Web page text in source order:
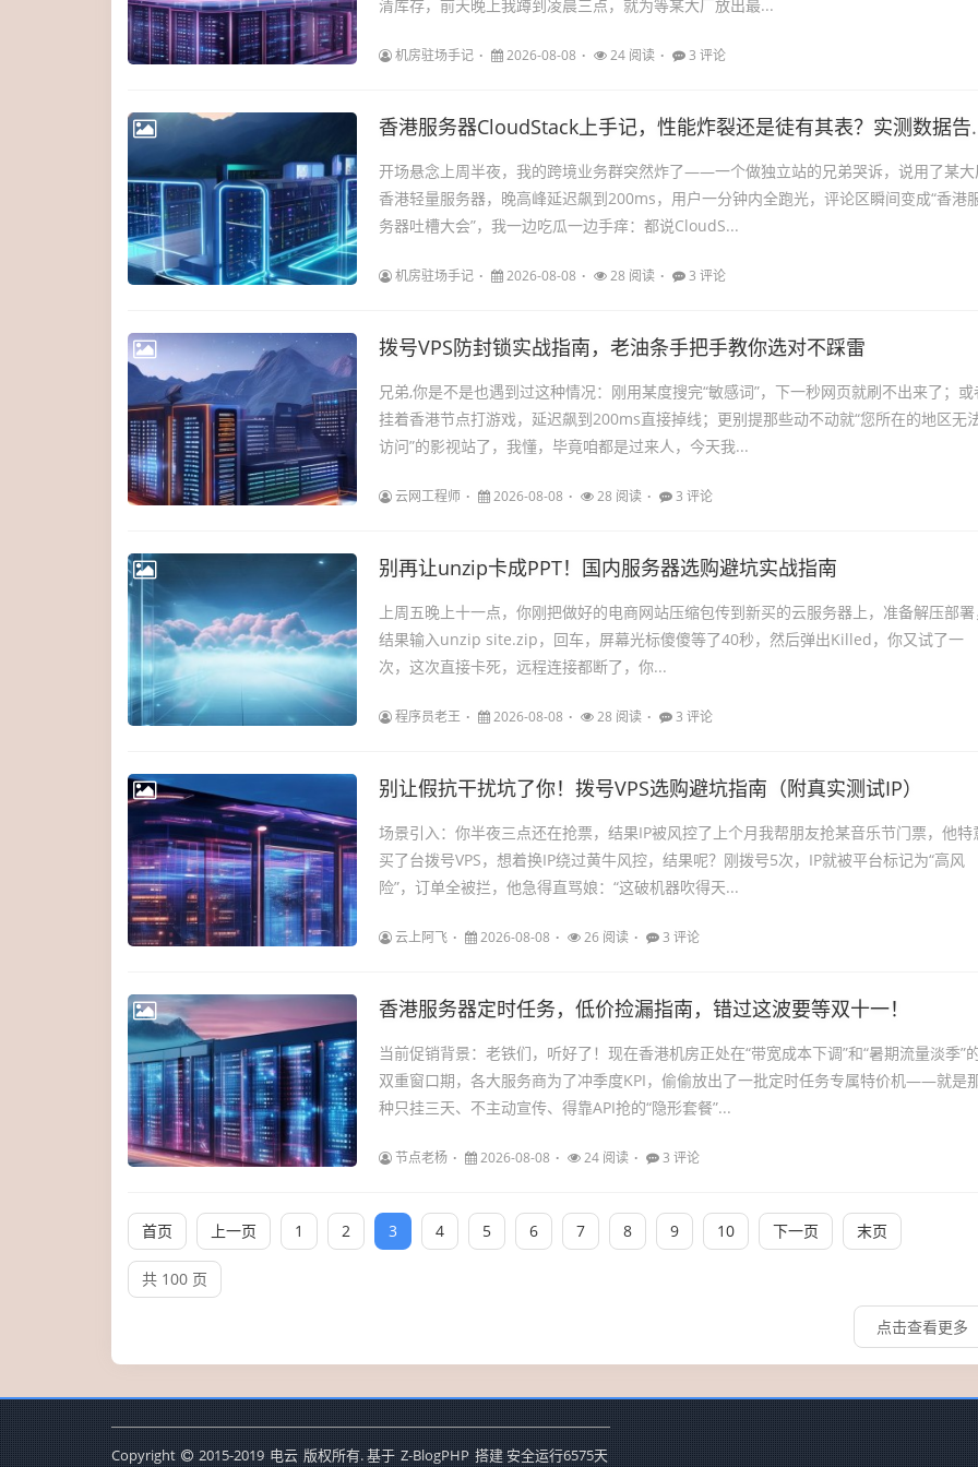
清库存，前天晚上我蹲到凌晨三点，就为等某大厂放出最...
机房驻场手记 2026-08-08 24 阅读 3 评论
香港服务器
开场悬念上周半夜，我的跨境业务群突然炸了——一个做独立站的兄弟哭诉，说用了某大
香港轻量服务器，晚高峰延迟飙到200ms，用户一分钟内全跑光，评论区瞬间变成“香港
务器吐槽大会”，我一边吃瓜一边手痒：都说CloudS...
机房驻场手记 2026-08-08 28 阅读 3 评论
拨号VPS防封锁实战指南，老油条手把手教你选对不踩雷
兄弟,你是不是也遇到过这种情况：刚用某度搜完“敏感词”，下一秒网页就刷不出来了；或
挂着香港节点打游戏，延迟飙到200ms直接掉线；更别提那些动不动就“您所在的地区无
访问”的影视站了，我懂，毕竟咱都是过来人，今天我...
云网工程师 2026-08-08 28 阅读 3 评论
别再让unzip卡成PPT！国内服务器选购避坑实战指南
上周五晚上十一点，你刚把做好的电商网站压缩包传到新买的云服务器上，准备解压部
结果输入unzip site.zip，回车，屏幕光标傻傻等了40秒，然后弹出Killed，你又试了一
次，这次直接卡死，远程连接都断了，你...
程序员老王 2026-08-08 28 阅读 3 评论
别让假抗干扰坑了你！拨号VPS选购避坑指南（附真实测试IP）
场景引入：你半夜三点还在抢票，结果IP被风控了上个月我帮朋友抢某音乐节门票，他特
买了台拨号VPS，想着换IP绕过黄牛风控，结果呢？刚拨号5次，IP就被平台标记为“高风
险”，订单全被拦，他急得直骂娘：“这破机器吹得天...
云上阿飞 2026-08-08 26 阅读 3 评论
香港服务器定时任务，低价捡漏指南，错过这波要等双十一！
当前促销背景：老铁们，听好了！现在香港机房正处在“带宽成本下调”和“暑期流量淡季”
双重窗口期，各大服务商为了冲季度KPI，偷偷放出了一批定时任务专属特价机——就是
种只挂三天、不主动宣传、得靠API抢的“隐形套餐”...
节点老杨 2026-08-08 24 阅读 3 评论
首页 上一页 1 2 3 4 5 6 7 8 9 10 下一页 末页
共 100 页
点击查看更多
Copyright 2015-2019 电云 版权所有. 基于 Z-BlogPHP 搭建 安全运行6575天